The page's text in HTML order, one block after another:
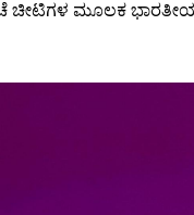
ಚೀಟಿಗಳ ಮೂಲಕ ಭಾರತೀಯ